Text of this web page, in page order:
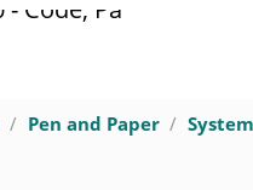
Pen and Paper